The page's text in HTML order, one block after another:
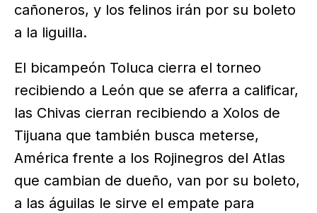
cañoneros, y los felinos irán por su boleto
a la liguilla.
El bicampeón Toluca cierra el torneo
recibiendo a León que se aferra a calificar,
las Chivas cierran recibiendo a Xolos de
Tijuana que también busca meterse,
América frente a los Rojinegros del Atlas
que cambian de dueño, van por su boleto,
a las águilas le sirve el empate para